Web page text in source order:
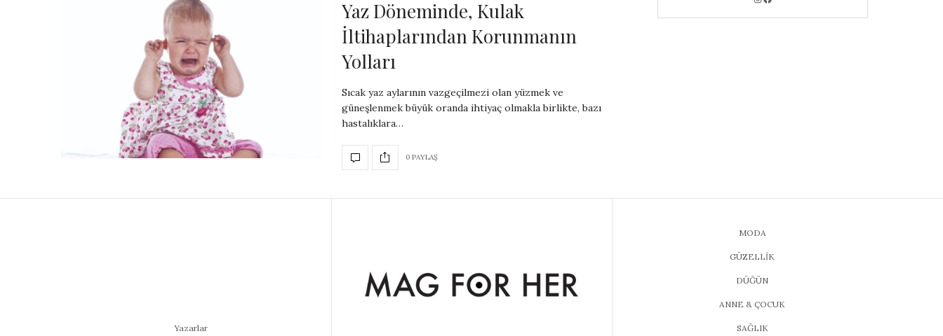
Yaz Döneminde, Kulak
İltihaplarından Korunmanın
Yolları
Sıcak yaz aylarının vazgeçilmezi olan yüzmek ve
güneşlenmek büyük oranda ihtiyaç olmakla birlikte, bazı
hastalıklara…
0 PAYLAŞ
Yazarlar
MODA
GÜZELLİK
DÜĞÜN
ANNE & ÇOCUK
SAĞLIK